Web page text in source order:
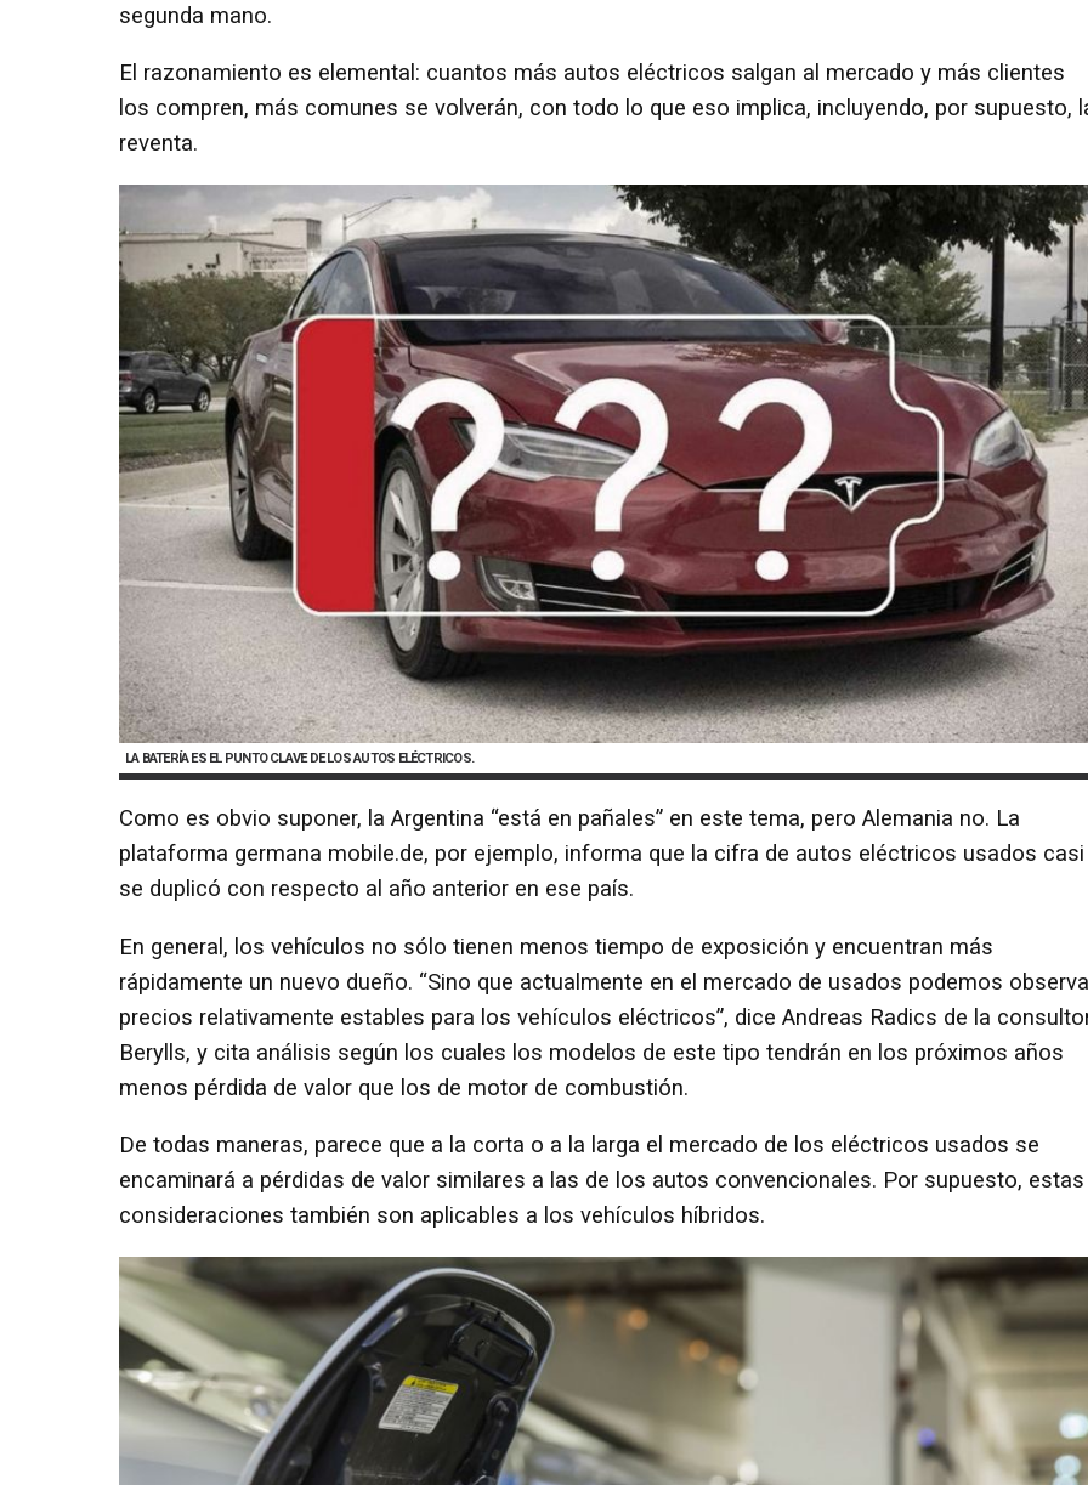
segunda mano.
El razonamiento es elemental: cuantos más autos eléctricos salgan al mercado y más clientes
los compren, más comunes se volverán, con todo lo que eso implica, incluyendo, por supuesto,
reventa.
LA BATERÍA ES EL PUNTO CLAVE DE LOS AUTOS ELÉCTRICOS.
Como es obvio suponer, la Argentina “está en pañales” en este tema, pero Alemania no. La
plataforma germana mobile.de, por ejemplo, informa que la cifra de autos eléctricos usados casi
se duplicó con respecto al año anterior en ese país.
En general, los vehículos no sólo tienen menos tiempo de exposición y encuentran más
rápidamente un nuevo dueño. “Sino que actualmente en el mercado de usados podemos
precios relativamente estables para los vehículos eléctricos”, dice Andreas Radics de la
Berylls, y cita análisis según los cuales los modelos de este tipo tendrán en los próximos años
menos pérdida de valor que los de motor de combustión.
De todas maneras, parece que a la corta o a la larga el mercado de los eléctricos usados se
encaminará a pérdidas de valor similares a las de los autos convencionales. Por supuesto, estas
consideraciones también son aplicables a los vehículos híbridos.